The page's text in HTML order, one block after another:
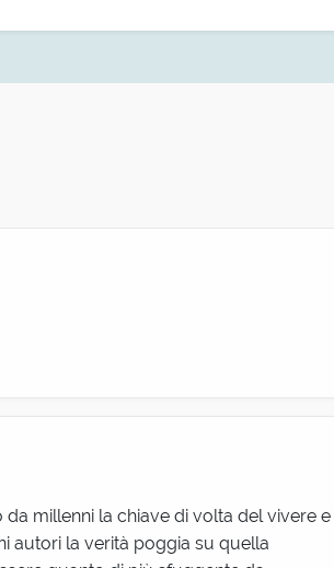
millenni la chiave di volta del vivere e
autori la verità poggia su quella